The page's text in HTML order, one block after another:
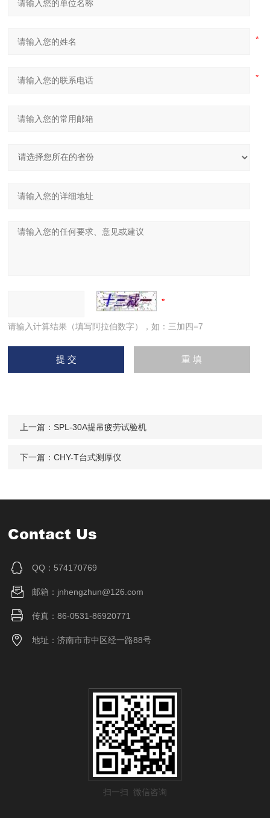
请输入计算结果（填写阿拉伯数字），如：三加四=7
上一篇： SPL-30A提吊疲劳试验机
下一篇：CHY-T台式测厚仪
Contact Us
QQ：574170769
邮箱：jnhengzhun@126.com
传真：86-0531-86920771
地址：济南市市中区经一路88号
扫一扫 微信咨询